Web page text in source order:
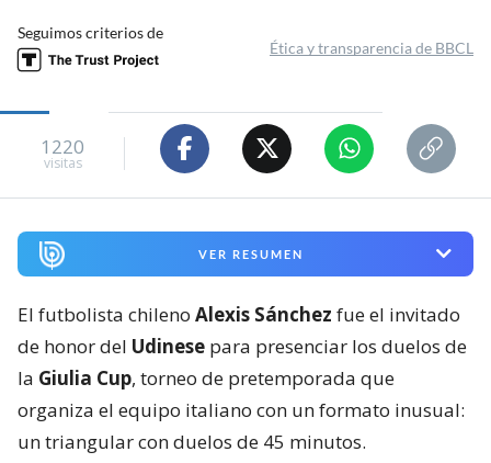
Seguimos criterios de
Ética y transparencia de BBCL
1220
visitas
VER RESUMEN
El futbolista chileno Alexis Sánchez fue el invitado
de honor del Udinese para presenciar los duelos de
la Giulia Cup, torneo de pretemporada que
organiza el equipo italiano con un formato inusual:
un triangular con duelos de 45 minutos.